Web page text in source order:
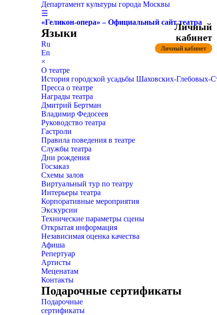
Департамент культуры города Москвы
☰
«Геликон-опера» – Официальный сайт театра
Языки
Ru
En
×
О театре
История городской усадьбы Шаховских-
Пресса о театре
Награды театра
Дмитрий Бертман
Владимир Федосеев
Руководство театра
Гастроли
Правила поведения в театре
Службы театра
Дни рождения
Госзаказ
Схемы залов
Виртуальный тур по театру
Интерьеры театра
Корпоративные мероприятия
Экскурсии
Технические параметры сцены
Открытая информация
Независимая оценка качества
Афиша
Репертуар
Артисты
Меценатам
Контакты
Подарочные сертификаты
Подарочные
сертификаты
Личный
кабинет
Личный кабинет